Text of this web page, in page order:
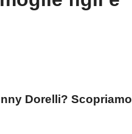
Dorelli? Scopriamo